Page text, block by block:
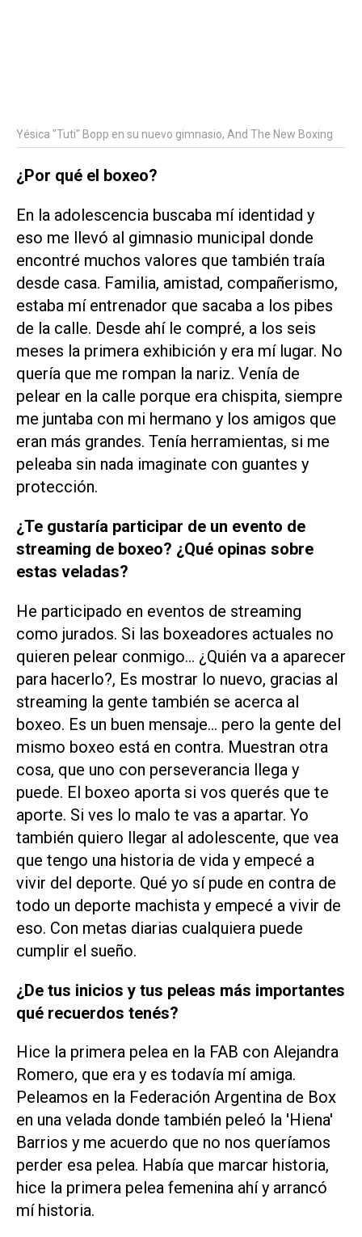
Yésica "Tuti" Bopp en su nuevo gimnasio, And The New Boxing
¿Por qué el boxeo?
En la adolescencia buscaba mí identidad y
eso me llevó al gimnasio municipal donde
encontré muchos valores que también traía
desde casa. Familia, amistad, compañerismo,
estaba mí entrenador que sacaba a los pibes
de la calle. Desde ahí le compré, a los seis
meses la primera exhibición y era mí lugar. No
quería que me rompan la nariz. Venía de
pelear en la calle porque era chispita, siempre
me juntaba con mi hermano y los amigos que
eran más grandes. Tenía herramientas, si me
peleaba sin nada imaginate con guantes y
protección.
¿Te gustaría participar de un evento de
streaming de boxeo? ¿Qué opinas sobre
estas veladas?
He participado en eventos de streaming
como jurados. Si las boxeadores actuales no
quieren pelear conmigo... ¿Quién va a aparecer
para hacerlo?, Es mostrar lo nuevo, gracias al
streaming la gente también se acerca al
boxeo. Es un buen mensaje... pero la gente del
mismo boxeo está en contra. Muestran otra
cosa, que uno con perseverancia llega y
puede. El boxeo aporta si vos querés que te
aporte. Si ves lo malo te vas a apartar. Yo
también quiero llegar al adolescente, que vea
que tengo una historia de vida y empecé a
vivir del deporte. Qué yo sí pude en contra de
todo un deporte machista y empecé a vivir de
eso. Con metas diarias cualquiera puede
cumplir el sueño.
¿De tus inicios y tus peleas más importantes
qué recuerdos tenés?
Hice la primera pelea en la FAB con Alejandra
Romero, que era y es todavía mí amiga.
Peleamos en la Federación Argentina de Box
en una velada donde también peleó la 'Hiena'
Barrios y me acuerdo que no nos queríamos
perder esa pelea. Había que marcar historia,
hice la primera pelea femenina ahí y arrancó
mí historia.